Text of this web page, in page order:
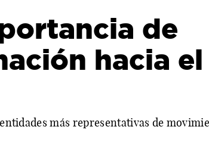
de
hacia el
más representativas de